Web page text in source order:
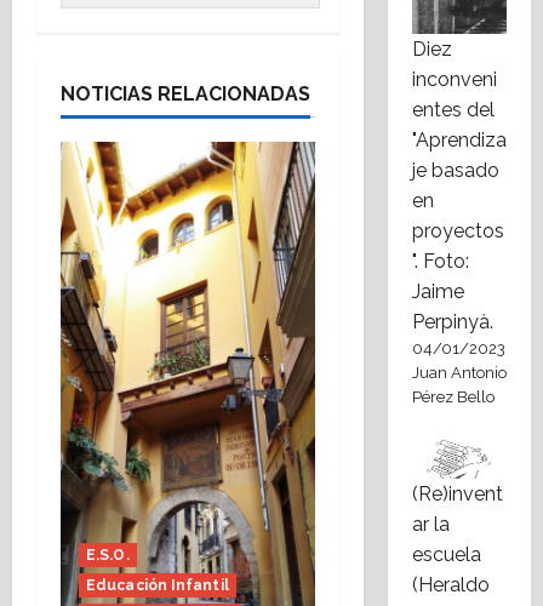
NOTICIAS RELACIONADAS
E.S.O.
Educación Infantil
Diez
inconveni
entes del
"Aprendiza
je basado
en
proyectos
". Foto:
Jaime
Perpinyà.
04/01/2023
Juan Antonio
Pérez Bello
(Re)invent
ar la
escuela
(Heraldo